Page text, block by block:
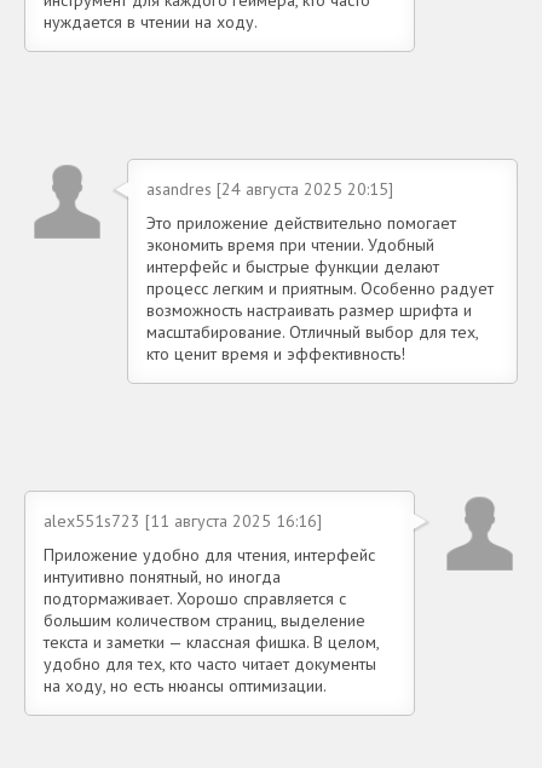
нуждается в чтении на ходу.
asandres [24 августа 2025 20:15]
Это приложение действительно помогает
экономить время при чтении. Удобный
интерфейс и быстрые функции делают
процесс легким и приятным. Особенно радует
возможность настраивать размер шрифта и
масштабирование. Отличный выбор для тех,
кто ценит время и эффективность!
alex551s723 [11 августа 2025 16:16]
Приложение удобно для чтения, интерфейс
интуитивно понятный, но иногда
подтормаживает. Хорошо справляется с
большим количеством страниц, выделение
текста и заметки — классная фишка. В целом,
удобно для тех, кто часто читает документы
на ходу, но есть нюансы оптимизации.